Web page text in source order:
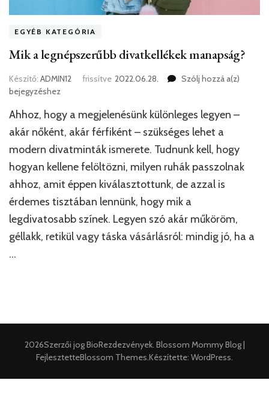
EGYÉB KATEGÓRIA
Mik a legnépszerűbb divatkellékek manapság?
Készítő: ADMIN12 frissítve 2022.06.28. Szólj hozzá a(z)
bejegyzéshez
Ahhoz, hogy a megjelenésünk különleges legyen –
akár nőként, akár férfiként – szükséges lehet a
modern divatminták ismerete. Tudnunk kell, hogy
hogyan kellene felöltözni, milyen ruhák passzolnak
ahhoz, amit éppen kiválasztottunk, de azzal is
érdemes tisztában lennünk, hogy mik a
legdivatosabb színek. Legyen szó akár műköröm,
géllakk, retikül vagy táska vásárlásról: mindig jó, ha a
…
2026Szerzői jogBioRezdezvények. Blossom Mommy Blog |
FejlesztetteBlossom Themes.Készítette: WordPress.